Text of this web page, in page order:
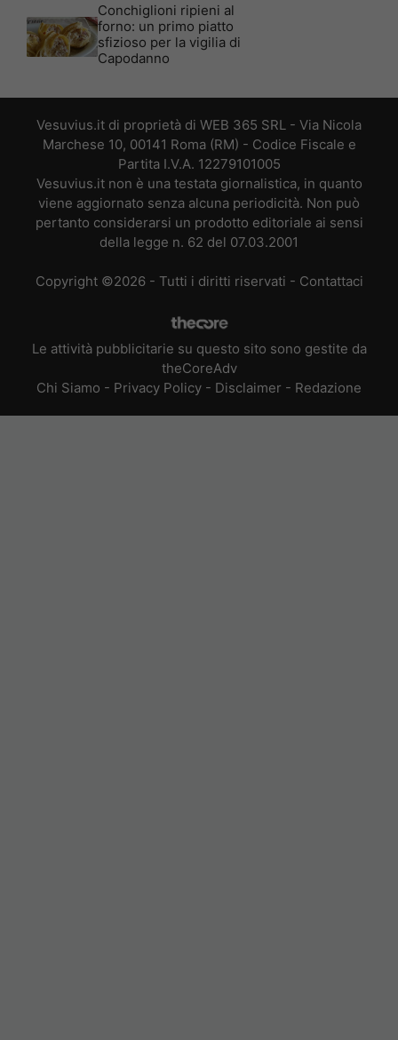
Conchiglioni ripieni al
forno: un primo piatto
sfizioso per la vigilia di
Capodanno
Vesuvius.it di proprietà di WEB 365 SRL - Via Nicola
Marchese 10, 00141 Roma (RM) - Codice Fiscale e
Partita I.V.A. 12279101005
Vesuvius.it non è una testata giornalistica, in quanto
viene aggiornato senza alcuna periodicità. Non può
pertanto considerarsi un prodotto editoriale ai sensi
della legge n. 62 del 07.03.2001
Copyright ©2026 - Tutti i diritti riservati - Contattaci
Le attività pubblicitarie su questo sito sono gestite da
theCoreAdv
Chi Siamo - Privacy Policy - Disclaimer - Redazione